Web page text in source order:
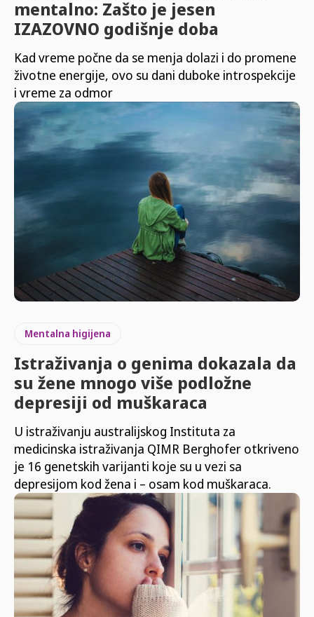
mentalno: Zašto je jesen
IZAZOVNO godišnje doba
Kad vreme počne da se menja dolazi i do promene
životne energije, ovo su dani duboke introspekcije
i vreme za odmor
Mentalna higijena
Istraživanja o genima dokazala da
su žene mnogo više podložne
depresiji od muškaraca
U istraživanju australijskog Instituta za
medicinska istraživanja QIMR Berghofer otkriveno
je 16 genetskih varijanti koje su u vezi sa
depresijom kod žena i – osam kod muškaraca.